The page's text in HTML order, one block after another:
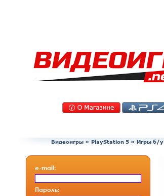
Видеоигры » PlayStation 5 » Игры б/у
e-mail:
Пароль: